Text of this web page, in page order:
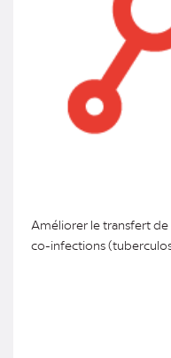
Améliorer le transfert de
co-infections